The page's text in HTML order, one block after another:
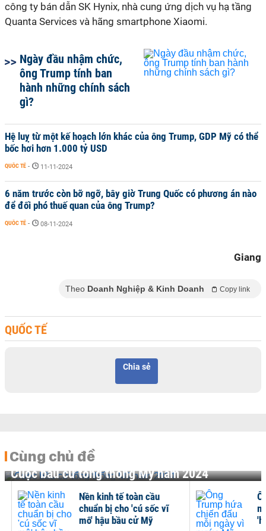
công ty bán dẫn SK Hynix, nhà cung ứng dịch vụ hạ tầng
Quanta Services và hãng smartphone Xiaomi.
Ngày đầu nhậm chức,
ông Trump tính ban
hành những chính sách
gì?
Hệ luỵ từ một kế hoạch lớn khác của ông Trump, GDP Mỹ có thể
bốc hơi hơn 1.000 tỷ USD
QUỐC TẾ - 11-11-2024
6 năm trước còn bỡ ngỡ, bây giờ Trung Quốc có phương án nào
để đối phó thuế quan của ông Trump?
QUỐC TẾ - 08-11-2024
Giang
Theo Doanh Nghiệp & Kinh Doanh Copy link
QUỐC TẾ
Chia sẻ
Cùng chủ đề
Cuộc bầu cử tổng thống Mỹ năm 2024
Nền kinh tế toàn cầu
chuẩn bị cho 'cú sốc vĩ
mô' hậu bầu cử Mỹ